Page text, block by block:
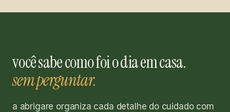
você sabe como foi o dia em casa.
sem perguntar.
a abrigare organiza cada detalhe do cuidado com